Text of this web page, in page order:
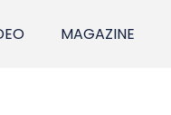
MAGAZINE